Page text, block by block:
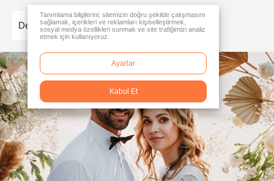
Detaylar
Tanımlama bilgilerini; sitemizin doğru şekilde çalışmasını
sağlamak, içerikleri ve reklamları kişiselleştirmek,
sosyal medya özellikleri sunmak ve site trafiğimizi analiz
etmek için kullanıyoruz.
Ayarlar
Kabul Et